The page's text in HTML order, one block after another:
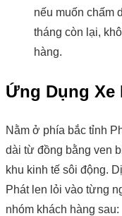
nếu muốn chấm
tháng còn lại,
hàng.
Ứng Dụng Xe
Nằm ở phía bắc tỉnh
dài từ đồng bằng ven
khu kinh tế sôi động.
Phát len lỏi vào từng
nhóm khách hàng sau: